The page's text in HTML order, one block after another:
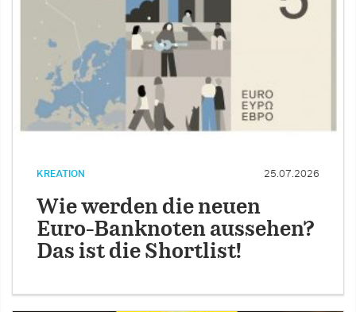
KREATION 25.07.2026
Wie werden die neuen
Euro-Banknoten aussehen?
Das ist die Shortlist!